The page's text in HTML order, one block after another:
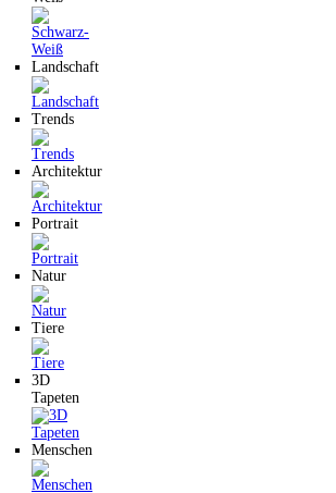
Landschaft
Trends
Architektur
Portrait
Natur
Tiere
3D
Tapeten
Menschen